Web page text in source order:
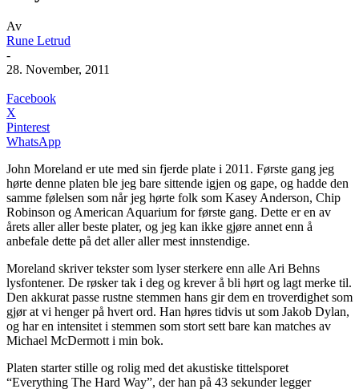
Av
Rune Letrud
-
28. November, 2011
Facebook
X
Pinterest
WhatsApp
John Moreland er ute med sin fjerde plate i 2011. Første gang jeg
hørte denne platen ble jeg bare sittende igjen og gape, og hadde den
samme følelsen som når jeg hørte folk som Kasey Anderson, Chip
Robinson og American Aquarium for første gang. Dette er en av
årets aller aller beste plater, og jeg kan ikke gjøre annet enn å
anbefale dette på det aller aller mest innstendige.
Moreland skriver tekster som lyser sterkere enn alle Ari Behns
lysfontener. De røsker tak i deg og krever å bli hørt og lagt merke til.
Den akkurat passe rustne stemmen hans gir dem en troverdighet som
gjør at vi henger på hvert ord. Han høres tidvis ut som Jakob Dylan,
og har en intensitet i stemmen som stort sett bare kan matches av
Michael McDermott i min bok.
Platen starter stille og rolig med det akustiske tittelsporet
“Everything The Hard Way”, der han på 43 sekunder legger